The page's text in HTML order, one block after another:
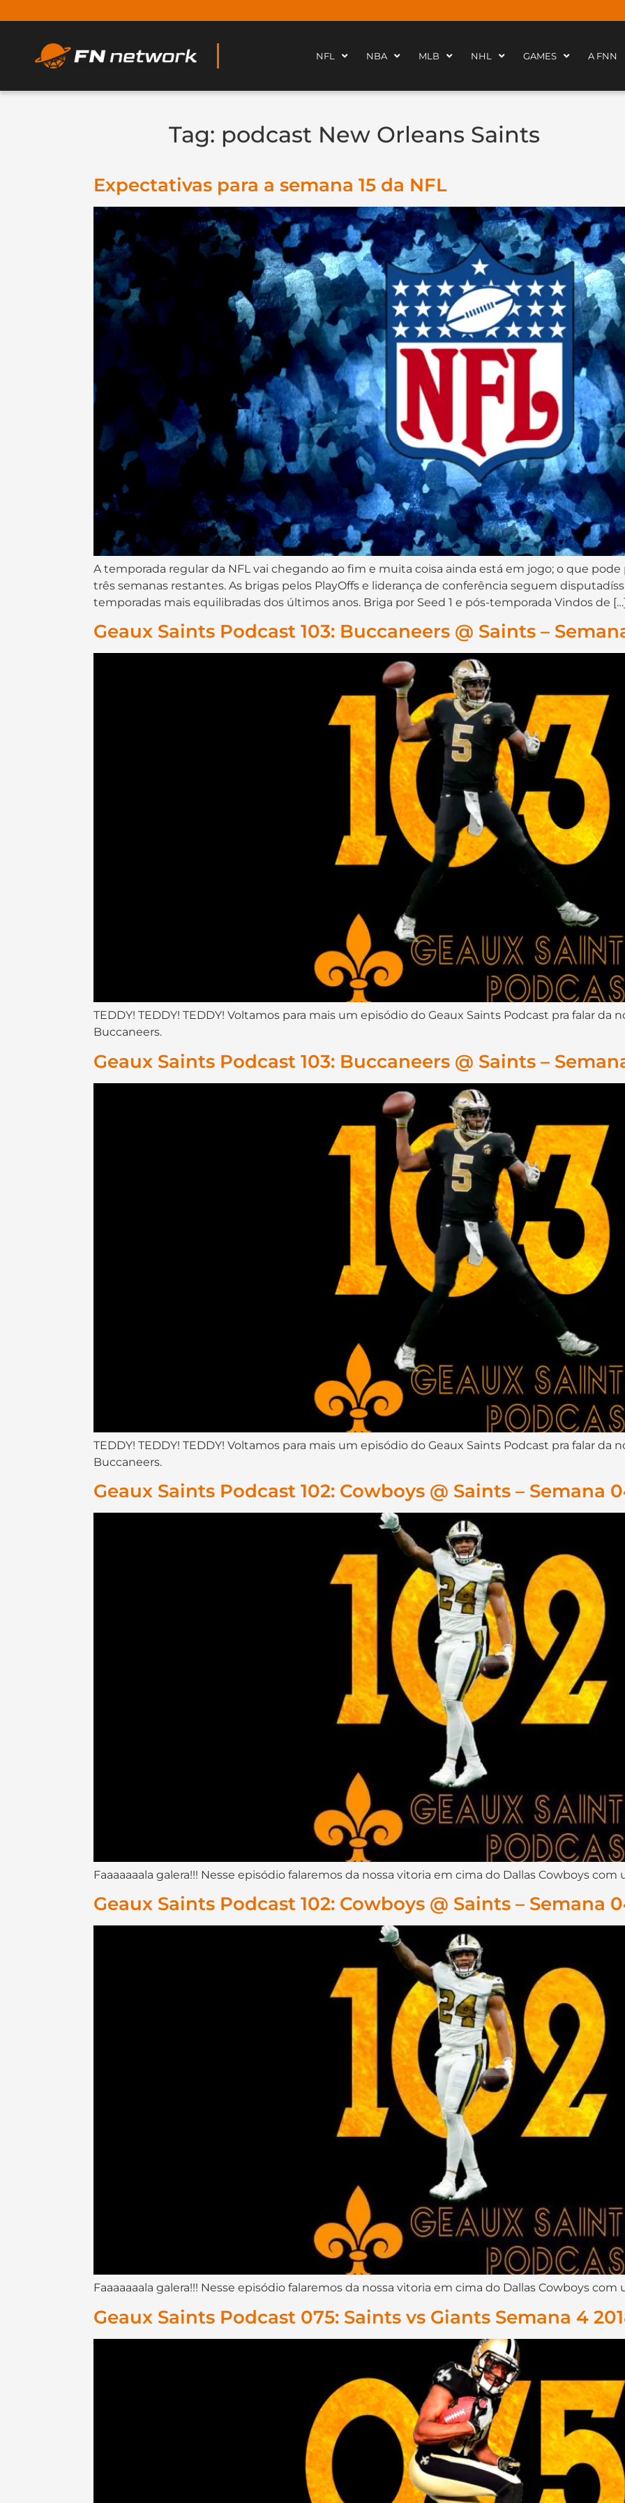
NFL NBA MLB NHL GAMES A FNN
Tag: podcast New Orleans Saints
Expectativas para a semana 15 da NFL
A temporada regular da NFL vai chegando ao fim e muita coisa ainda está em jogo; o que
três semanas restantes. As brigas pelos PlayOffs e liderança de conferência seguem
temporadas mais equilibradas dos últimos anos. Briga por Seed 1 e pós-temporada Vindos de
Geaux Saints Podcast 103: Buccaneers @ Saints –
TEDDY! TEDDY! TEDDY! Voltamos para mais um episódio do Geaux Saints Podcast pra falar da
Buccaneers.
Geaux Saints Podcast 103: Buccaneers @ Saints –
TEDDY! TEDDY! TEDDY! Voltamos para mais um episódio do Geaux Saints Podcast pra falar da
Buccaneers.
Geaux Saints Podcast 102: Cowboys @ Saints – Semana
Faaaaaaala galera!!! Nesse episódio falaremos da nossa vitoria em cima do Dallas Cowboys com
Geaux Saints Podcast 102: Cowboys @ Saints – Semana
Faaaaaaala galera!!! Nesse episódio falaremos da nossa vitoria em cima do Dallas Cowboys com
Geaux Saints Podcast 075: Saints vs Giants Semana 4